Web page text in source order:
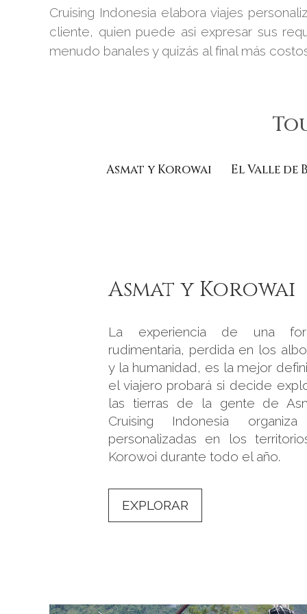
Cruising Indonesia elabora viajes
cliente, quien puede asi expresar sus
menudo banales y quizás al final más
Asmat y Korowai El Valle de
Asmat y Korowai
La experiencia de una
rudimentaria, perdida en los
y la humanidad, es la mejor
el viajero probará si decide
las tierras de la gente de
Cruising Indonesia organiza
personalizadas en los
Korowoi durante todo el año.
EXPLORAR